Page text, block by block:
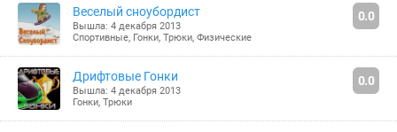
Веселый сноубордист
Вышла: 4 декабря 2013
Спортивные, Гонки, Трюки, Физические
0.0
Дрифтовые Гонки
Вышла: 4 декабря 2013
Гонки, Трюки
0.0